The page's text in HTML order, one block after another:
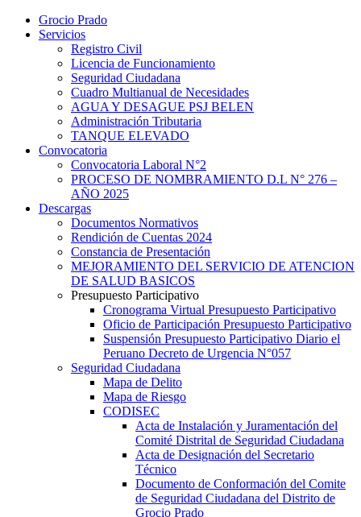
Grocio Prado
Servicios
Registro Civil
Licencia de Funcionamiento
Seguridad Ciudadana
Cuadro Multianual de Necesidades
AGUA Y DESAGUE PSJ BELEN
Administración Tributaria
TANQUE ELEVADO
Convocatoria
Convocatoria Laboral N°2
PROCESO DE NOMBRAMIENTO D.L N° 276 –
AÑO 2025
Descargas
Documentos Normativos
Rendición de Cuentas 2024
Constancia de Presentación
MEJORAMIENTO DEL SERVICIO DE ATENCION
DE SALUD BASICOS
Presupuesto Participativo
Cronograma Virtual Presupuesto Participativo
Oficio de Participación Presupuesto Participativo
Suspensión Presupuesto Participativo Diario el
Peruano Decreto de Urgencia N°057
Seguridad Ciudadana
Mapa de Delito
Mapa de Riesgo
CODISEC
Acta de Instalación y Juramentación del
Comité Distrital de Seguridad Ciudadana
Acta de Designación del Secretario
Técnico
Documento de Conformación del Comite
de Seguridad Ciudadana del Distrito de
Grocio Prado